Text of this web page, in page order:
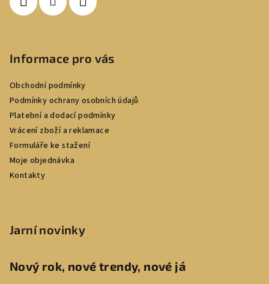
Informace pro vás
Obchodní podmínky
Podmínky ochrany osobních údajů
Platební a dodací podmínky
Vrácení zboží a reklamace
Formuláře ke stažení
Moje objednávka
Kontakty
Jarní novinky
Nový rok, nové trendy, nové já